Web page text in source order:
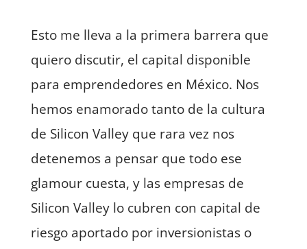
Esto me lleva a la primera barrera que
quiero discutir, el capital disponible
para emprendedores en México. Nos
hemos enamorado tanto de la cultura
de Silicon Valley que rara vez nos
detenemos a pensar que todo ese
glamour cuesta, y las empresas de
Silicon Valley lo cubren con capital de
riesgo aportado por inversionistas o